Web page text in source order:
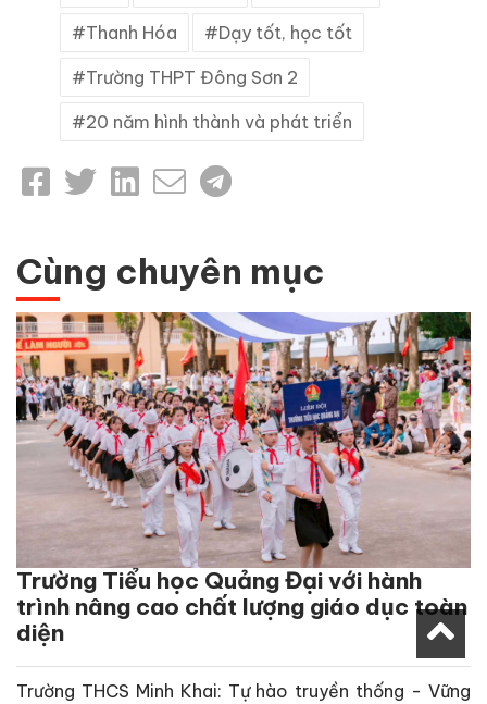
Thanh Hóa Dạy tốt, học tốt
Trường THPT Đông Sơn 2
20 năm hình thành và phát triển
Cùng chuyên mục
Trường Tiểu học Quảng Đại với hành
trình nâng cao chất lượng giáo dục toàn
diện
Trường THCS Minh Khai: Tự hào truyền thống - Vững